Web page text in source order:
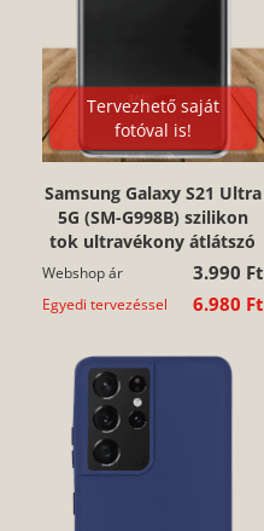
Tervezhető saját
fotóval is!
Samsung Galaxy S21 Ultra
5G (SM-G998B) szilikon
tok ultravékony átlátszó
Webshop ár 3.990 Ft
Egyedi tervezéssel 6.980 Ft